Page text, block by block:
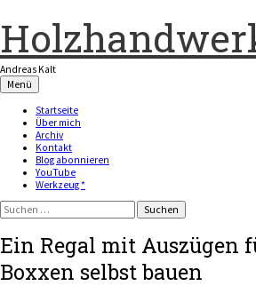
überspringen
Andreas Kalt
Menü
Startseite
Über mich
Archiv
Kontakt
Blog abonnieren
YouTube
Werkzeug *
Suchen
nach:
Ein Regal mit Auszügen
Boxxen selbst bauen